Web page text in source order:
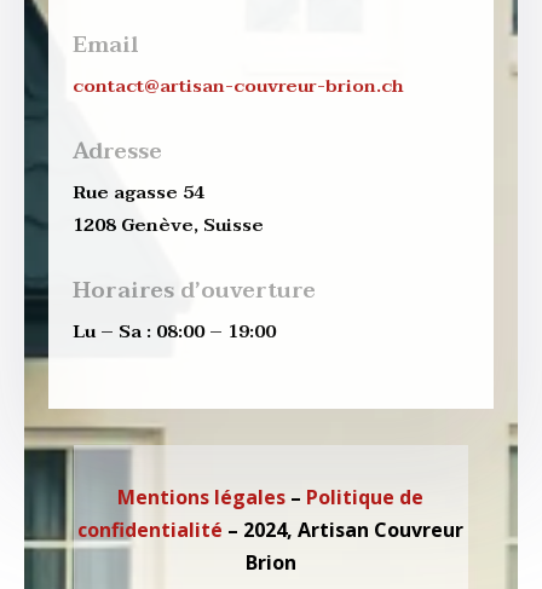
Email
contact@artisan-couvreur-brion.ch
Adresse
Rue agasse 54
1208 Genève, Suisse
Horaires d’ouverture
Lu – Sa : 08:00 – 19:00
Mentions légales – Politique de
confidentialité – 2024, Artisan Couvreur
Brion